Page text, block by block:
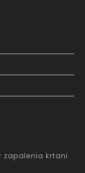
zapalenia krtani